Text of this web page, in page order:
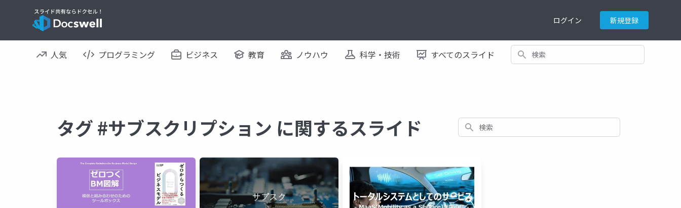
ログイン 新規登録
人気 プログラミング ビジネス 教育 ノウハウ 科学・技術 すべてのスライド 検索
タグ #サブスクリプション に関するスライド 検索